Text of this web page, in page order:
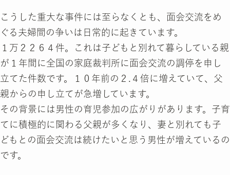
こうした重大な事件には至らなくとも、面会交流をめ
ぐる夫婦間の争いは日常的に起きています。
１万２２６４件。これは子どもと別れて暮らしている親
が１年間に全国の家庭裁判所に面会交流の調停を申し
立てた件数です。１０年前の２.４倍に増えていて、父
親からの申し立てが急増しています。
その背景には男性の育児参加の広がりがあります。子育
てに積極的に関わる父親が多くなり、妻と別れても子
どもとの面会交流は続けたいと思う男性が増えているの
です。